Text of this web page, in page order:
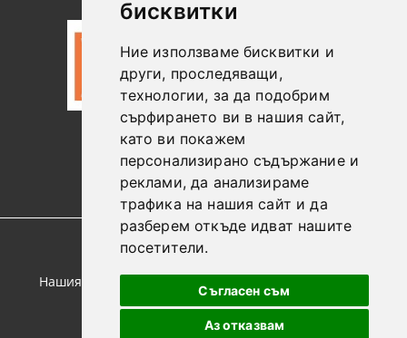
бисквитки
Ние използваме бисквитки и
други, проследяващи,
технологии, за да подобрим
сърфирането ви в нашия сайт,
като ви покажем
персонализирано съдържание и
реклами, да анализираме
трафика на нашия сайт и да
разберем откъде идват нашите
посетители.
Съгласен съм
Аз отказвам
0887306604
GDPR
Нашият онлайн магазин е 100% съобразен с GDPR.
Прочетете нашата политика
Моите лични данни